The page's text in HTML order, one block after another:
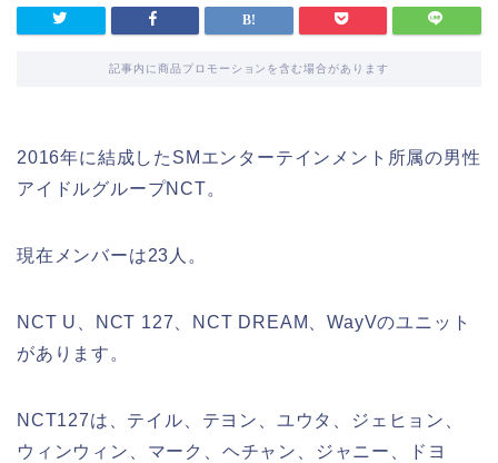
記事内に商品プロモーションを含む場合があります
2016年に結成したSMエンターテインメント所属の男性
アイドルグループNCT。
現在メンバーは23人。
NCT U、NCT 127、NCT DREAM、WayVのユニット
があります。
NCT127は、テイル、テヨン、ユウタ、ジェヒョン、
ウィンウィン、マーク、ヘチャン、ジャニー、ドヨ